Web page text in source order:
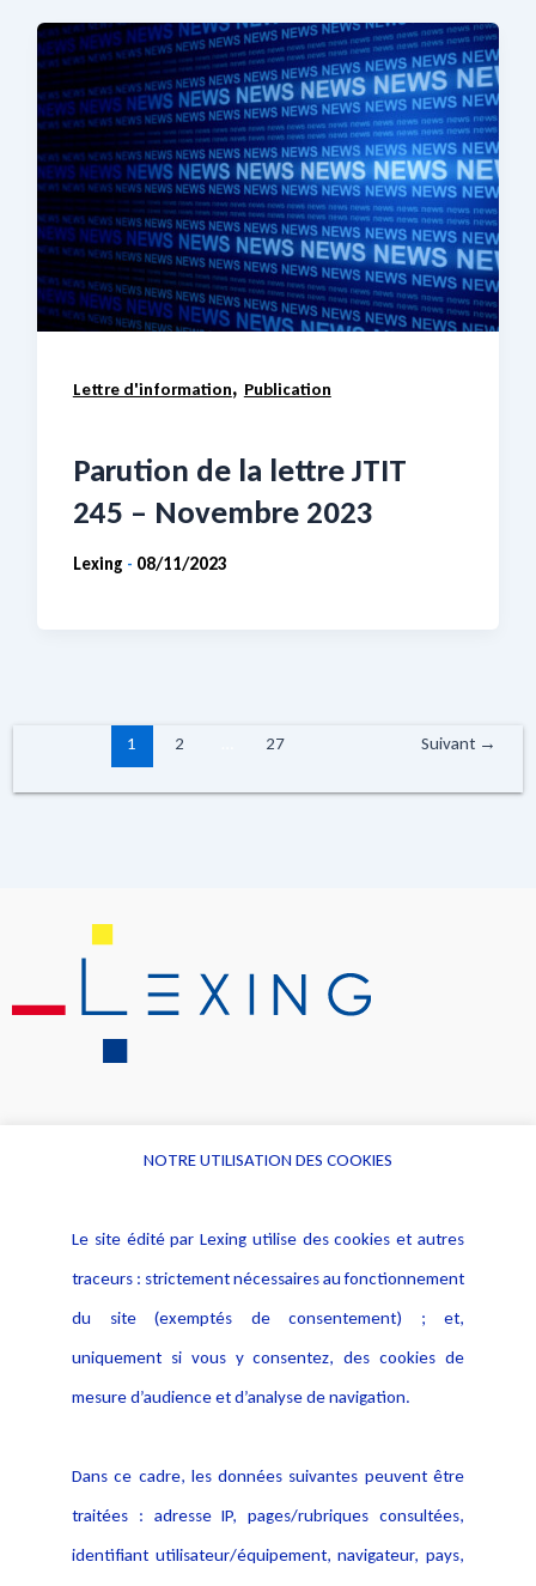
Lettre d'information, Publication
Parution de la lettre JTIT
245 – Novembre 2023
Lexing - 08/11/2023
1 2 27 Suivant →
Alerte professionnelle
Déclaration d'accessibilité
Notice Légale
Politique de protection des
données
Publications
NOTRE UTILISATION DES COOKIES
Le site édité par Lexing utilise des cookies et autres
traceurs : strictement nécessaires au fonctionnement
du site (exemptés de consentement) ; et,
uniquement si vous y consentez, des cookies de
mesure d’audience et d’analyse de navigation.
Dans ce cadre, les données suivantes peuvent être
traitées : adresse IP, pages/rubriques consultées,
identifiant utilisateur/équipement, navigateur, pays,